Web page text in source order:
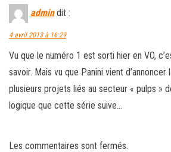
admin dit :
4 avril 2013 à 16:29
Vu que le numéro 1 est sorti hier en VO,
savoir. Mais vu que Panini vient d’annoncer
plusieurs projets liés au secteur « pulps »
logique que cette série suive…
Les commentaires sont fermés.